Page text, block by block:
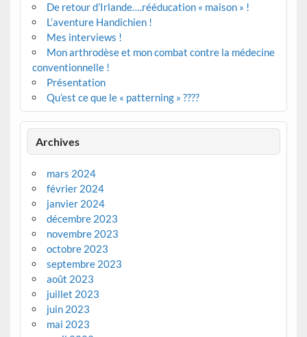
De retour d’Irlande….rééducation « maison » !
L’aventure Handichien !
Mes interviews !
Mon arthrodèse et mon combat contre la médecine
conventionnelle !
Présentation
Qu’est ce que le « patterning » ????
Archives
mars 2024
février 2024
janvier 2024
décembre 2023
novembre 2023
octobre 2023
septembre 2023
août 2023
juillet 2023
juin 2023
mai 2023